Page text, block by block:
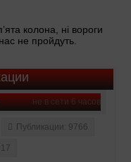
колона, ні вороги
не пройдуть.
не в сети 6 часов
Публикации: 9766